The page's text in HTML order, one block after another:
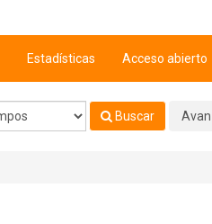
Estadísticas Acceso abierto
Buscar